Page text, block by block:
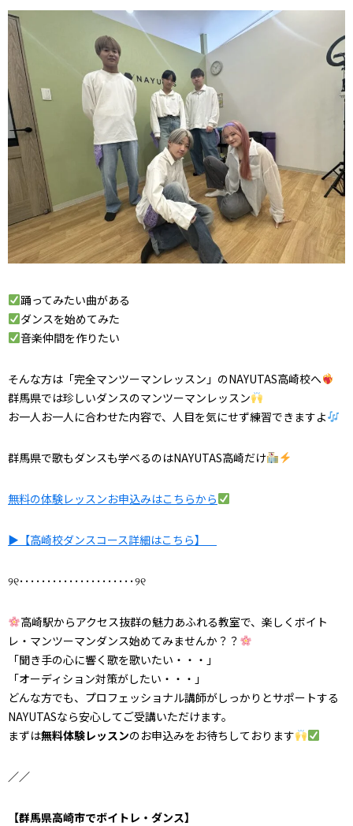
踊ってみたい曲がある
ダンスを始めてみた
音楽仲間を作りたい
そんな方は「完全マンツーマンレッスン」のNAYUTAS高崎校へ
群馬県では珍しいダンスのマンツーマンレッスン
お一人お一人に合わせた内容で、人目を気にせず練習できますよ
群馬県で歌もダンスも学べるのはNAYUTAS高崎だけ
無料の体験レッスンお申込みはこちらから
▶【高崎校ダンスコース詳細はこちら】
୨୧･････････････････････୨୧
高崎駅からアクセス抜群の魅力あふれる教室で、 楽しくボイト
レ・マンツーマンダンス始めてみませんか？？
「聞き手の心に響く歌を歌いたい・・・」
「オーディション対策がしたい・・・」
どんな方でも、プロフェッショナル講師がしっかりとサポートする
NAYUTASなら安心してご受講いただけます。
まずは無料体験レッスンのお申込みをお待ちしております
／／
【群馬県高崎市でボイトレ・ダンス】